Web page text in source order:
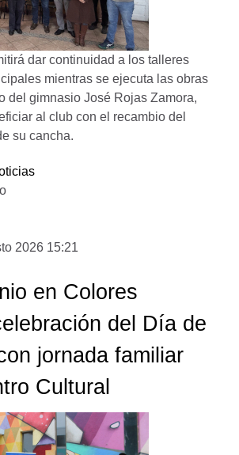
dar continuidad a los talleres
mientras se ejecuta las obras
del gimnasio José Rojas Zamora,
al club con el recambio del
su cancha.
2026 15:21
en Colores
del Día de
jornada familiar
Cultural